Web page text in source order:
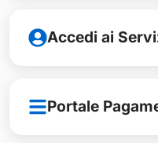
Accedi ai
Portale